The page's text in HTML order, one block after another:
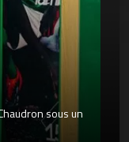
sous un